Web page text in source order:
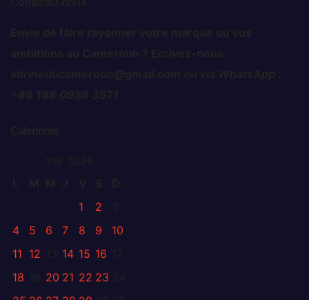
1
2
4
5 6 7 8 9
10
11 12 14 15 16
18
20 21 22 23